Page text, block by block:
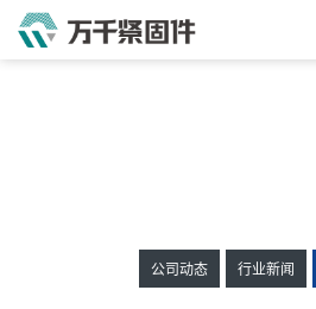
公司动态 行业新闻